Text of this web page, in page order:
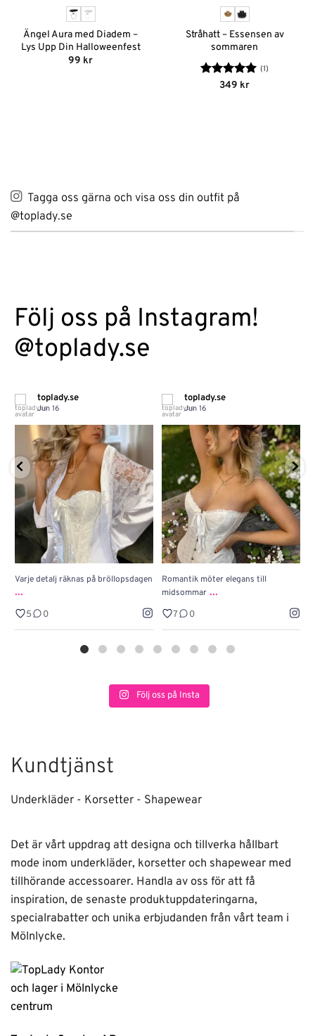
Ängel Aura med Diadem –
Lys Upp Din Halloweenfest
99 kr
Stråhatt – Essensen av
sommaren
Betygsatt5
(1)
349 kr
Tagga oss gärna och visa oss din outfit på
@toplady.se
Följ oss på Instagram!
@toplady.se
toplady.se
Jun 16
Varje detalj räknas på bröllopsdagen
...
5 0
toplady.se
Jun 16
Romantik möter elegans till
midsommar ...
7 0
Följ oss på Insta
Kundtjänst
Underkläder - Korsetter - Shapewear
Det är vårt uppdrag att designa och tillverka hållbart
mode inom underkläder, korsetter och shapewear med
tillhörande accessoarer. Handla av oss för att få
inspiration, de senaste produktuppdateringarna,
specialrabatter och unika erbjudanden från vårt team i
Mölnlycke.